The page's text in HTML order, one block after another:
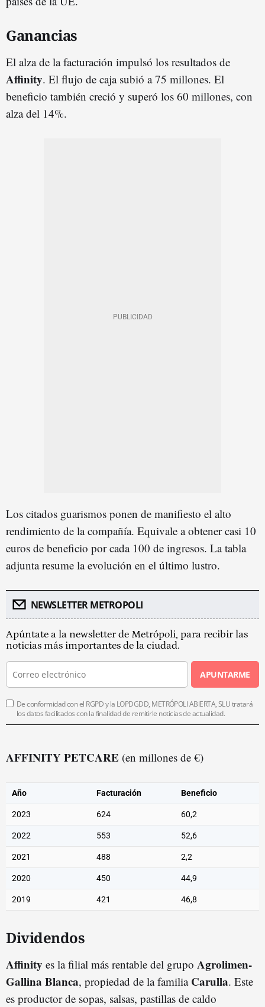
Ganancias
El alza de la facturación impulsó los resultados de
Affinity. El flujo de caja subió a 75 millones. El
beneficio también creció y superó los 60 millones, con
alza del 14%.
Los citados guarismos ponen de manifiesto el alto
rendimiento de la compañía. Equivale a obtener casi 10
euros de beneficio por cada 100 de ingresos. La tabla
adjunta resume la evolución en el último lustro.
NEWSLETTER METROPOLI
Apúntate a la newsletter de Metrópoli, para recibir las
noticias más importantes de la ciudad.
APUNTARME
De conformidad con el RGPD y la LOPDGDD, METRÓPOLI ABIERTA, SLU tratará
los datos facilitados con la finalidad de remitirle noticias de actualidad.
AFFINITY PETCARE (en millones de €)
Año Facturación Beneficio
2023 624 60,2
2022 553 52,6
2021 488 2,2
2020 450 44,9
2019 421 46,8
Dividendos
Affinity es la filial más rentable del grupo Agrolimen-
Gallina Blanca, propiedad de la familia Carulla. Este
es productor de sopas, salsas, pastillas de caldo